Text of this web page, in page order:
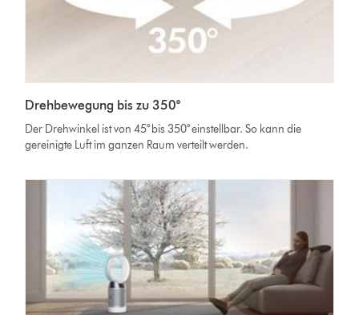
Drehbewegung bis zu 350°
Der Drehwinkel ist von 45° bis 350° einstellbar. So kann die
gereinigte Luft im ganzen Raum verteilt werden.